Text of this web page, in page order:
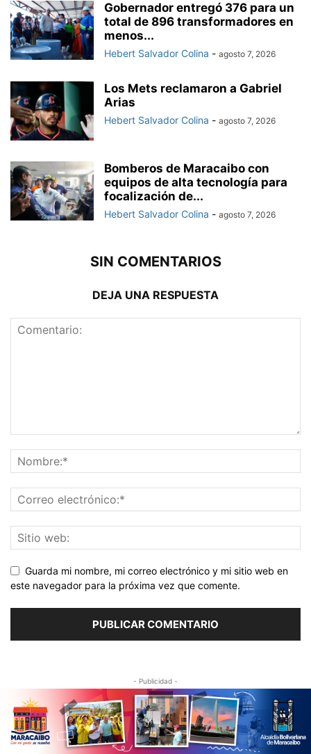
Gobernador entregó 376 para un
total de 896 transformadores en
menos...
Hebert Salvador Colina - agosto 7, 2026
Los Mets reclamaron a Gabriel
Arias
Hebert Salvador Colina - agosto 7, 2026
Bomberos de Maracaibo con
equipos de alta tecnología para
focalización de...
Hebert Salvador Colina - agosto 7, 2026
SIN COMENTARIOS
DEJA UNA RESPUESTA
Guarda mi nombre, mi correo electrónico y mi sitio web en
este navegador para la próxima vez que comente.
- Publicidad -